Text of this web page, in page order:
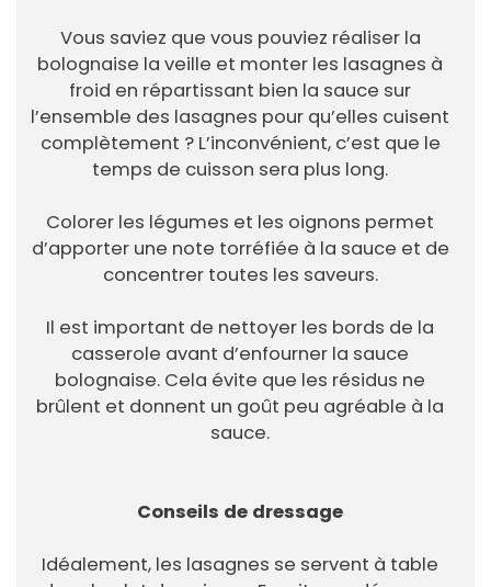
Vous saviez que vous pouviez réaliser la
bolognaise la veille et monter les lasagnes à
froid en répartissant bien la sauce sur
l’ensemble des lasagnes pour qu’elles cuisent
complètement ? L’inconvénient, c’est que le
temps de cuisson sera plus long.
Colorer les légumes et les oignons permet
d’apporter une note torréfiée à la sauce et de
concentrer toutes les saveurs.
Il est important de nettoyer les bords de la
casserole avant d’enfourner la sauce
bolognaise. Cela évite que les résidus ne
brûlent et donnent un goût peu agréable à la
sauce.
Conseils de dressage
Idéalement, les lasagnes se servent à table